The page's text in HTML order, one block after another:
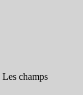
Les champs